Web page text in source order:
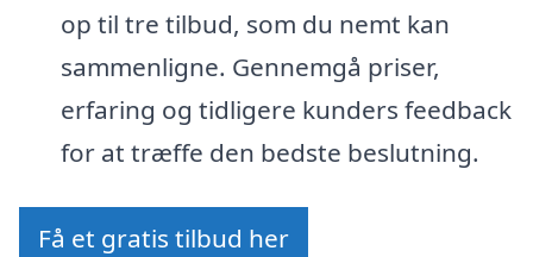
op til tre tilbud, som du nemt kan
sammenligne. Gennemgå priser,
erfaring og tidligere kunders feedback
for at træffe den bedste beslutning.
Få et gratis tilbud her